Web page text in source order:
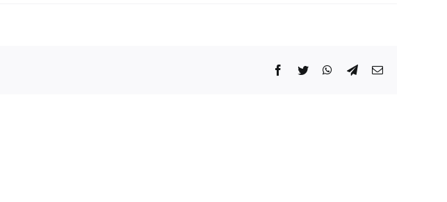
Facebook
Twitter WhatsApp
TelegramCorreo